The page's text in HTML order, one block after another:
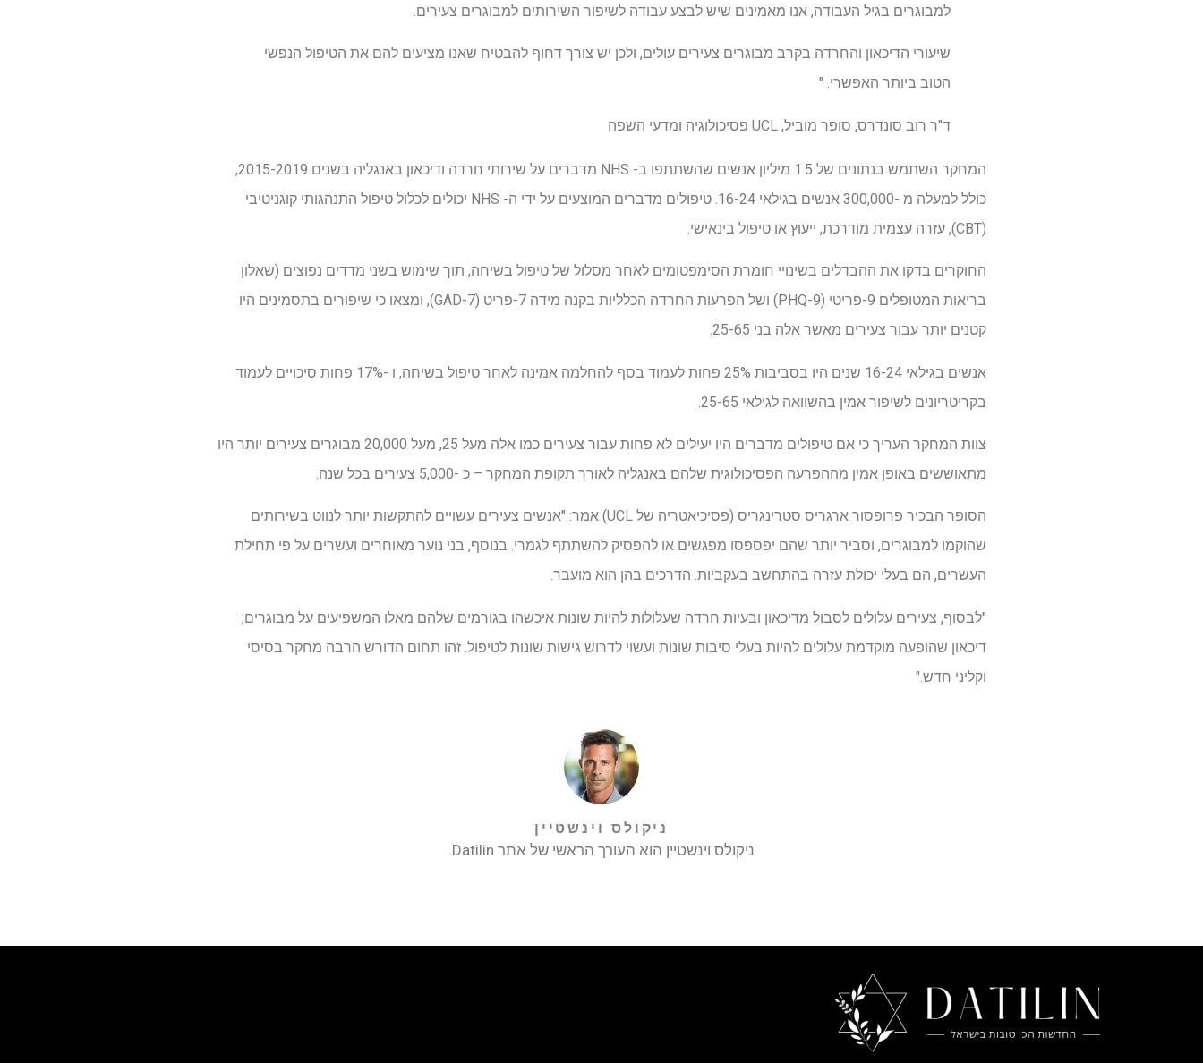
למבוגרים בגיל העבודה, אנו מאמינים שיש לבצע עבודה לשיפור השירותים למבוגרים צעירים.
שיעורי הדיכאון והחרדה בקרב מבוגרים צעירים עולים, ולכן יש צורך דחוף להבטיח שאנו מציעים להם את הטיפול הנפשי
הטוב ביותר האפשרי. "
ד"ר רוב סונדרס, סופר מוביל, UCL פסיכולוגיה ומדעי השפה
המחקר השתמש בנתונים של 1.5 מיליון אנשים שהשתתפו ב- NHS מדברים על שירותי חרדה ודיכאון באנגליה בשנים 2015-2019,
כולל למעלה מ -300,000 אנשים בגילאי 16-24. טיפולים מדברים המוצעים על ידי ה- NHS יכולים לכלול טיפול התנהגותי קוגניטיבי
(CBT), עזרה עצמית מודרכת, ייעוץ או טיפול בינאישי.
החוקרים בדקו את ההבדלים בשינויי חומרת הסימפטומים לאחר מסלול של טיפול בשיחה, תוך שימוש בשני מדדים נפוצים (שאלון
בריאות המטופלים 9-פריטי (PHQ-9) ושל הפרעות החרדה הכלליות בקנה מידה 7-פריט (GAD-7), ומצאו כי שיפורים בתסמינים היו
קטנים יותר עבור צעירים מאשר אלה בני 25-65.
אנשים בגילאי 16-24 שנים היו בסביבות 25% פחות לעמוד בסף להחלמה אמינה לאחר טיפול בשיחה, ו -17% פחות סיכויים לעמוד
בקריטריונים לשיפור אמין בהשוואה לגילאי 25-65.
צוות המחקר העריך כי אם טיפולים מדברים היו יעילים לא פחות עבור צעירים כמו אלה מעל 25, מעל 20,000 מבוגרים צעירים יותר היו
מתאוששים באופן אמין מההפרעה הפסיכולוגית שלהם באנגליה לאורך תקופת המחקר – כ -5,000 צעירים בכל שנה.
הסופר הבכיר פרופסור ארגריס סטרינגריס (פסיכיאטריה של UCL) אמר: "אנשים צעירים עשויים להתקשות יותר לנווט בשירותים
שהוקמו למבוגרים, וסביר יותר שהם יפספסו מפגשים או להפסיק להשתתף לגמרי. בנוסף, בני נוער מאוחרים ועשרים על פי תחילת
העשרים, הם בעלי יכולת עזרה בהתחשב בעקביות. הדרכים בהן הוא מועבר.
"לבסוף, צעירים עלולים לסבול מדיכאון ובעיות חרדה שעלולות להיות שונות איכשהו בגורמים שלהם מאלו המשפיעים על מבוגרים;
דיכאון שהופעה מוקדמת עלולים להיות בעלי סיבות שונות ועשוי לדרוש גישות שונות לטיפול. זהו תחום הדורש הרבה מחקר בסיסי
וקליני חדש."
ניקולס וינשטיין
ניקולס וינשטיין הוא העורך הראשי של אתר Datilin.